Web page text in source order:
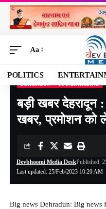
Aa
POLITICS
Devbhoomi Media >Blog>
बड़ी खबर देहरादून
खबर, प्रमोशन को
Last updated: 25/Feb/2023 10:20 AM
Devbhoomi Media DeskPublished:
Big news Dehradun: Big news